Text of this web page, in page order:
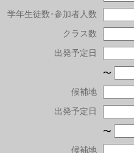
学年生徒数･参加者人数
クラス数
出発予定日
〜
候補地
出発予定日
〜
候補地